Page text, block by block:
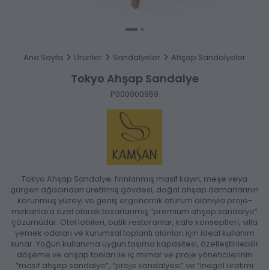
Ana Sayfa Ürünler Sandalyeler Ahşap Sandalyeler
Tokyo Ahşap Sandalye
P000000959
Tokyo Ahşap Sandalye; fırınlanmış masif kayın, meşe veya
gürgen ağacından üretilmiş gövdesi, doğal ahşap damarlarının
korunmuş yüzeyi ve geniş ergonomik oturum alanıyla proje-
mekanlara özel olarak tasarlanmış “premium ahşap sandalye”
çözümüdür. Otel lobileri, butik restoranlar, kafe konseptleri, villa
yemek odaları ve kurumsal toplantı alanları için ideal kullanım
sunar. Yoğun kullanıma uygun taşıma kapasitesi, özelleştirilebilir
döşeme ve ahşap tonları ile iç mimar ve proje yöneticilerinin
“masif ahşap sandalye”, “proje sandalyesi” ve “İnegöl üretimi